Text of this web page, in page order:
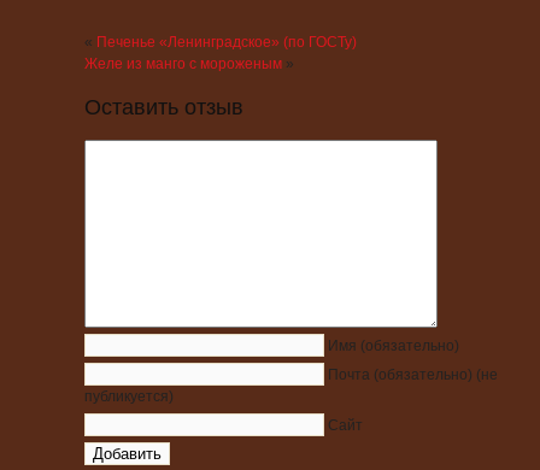
« Печенье «Ленинградское» (по ГОСТу)
Желе из манго с мороженым »
Оставить отзыв
Имя (обязательно)
Почта (обязательно) (не
публикуется)
Сайт